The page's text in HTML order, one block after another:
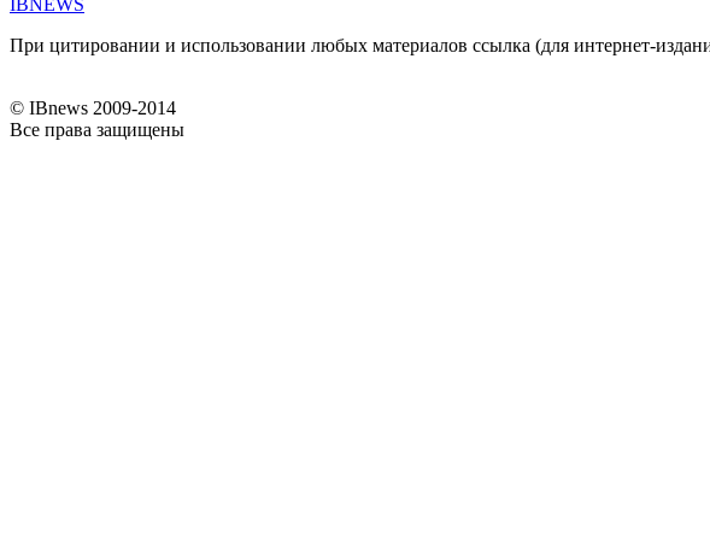
При цитировании и использовании любых материалов ссылка (для интернет-
© IBnews 2009-2014
Все права защищены